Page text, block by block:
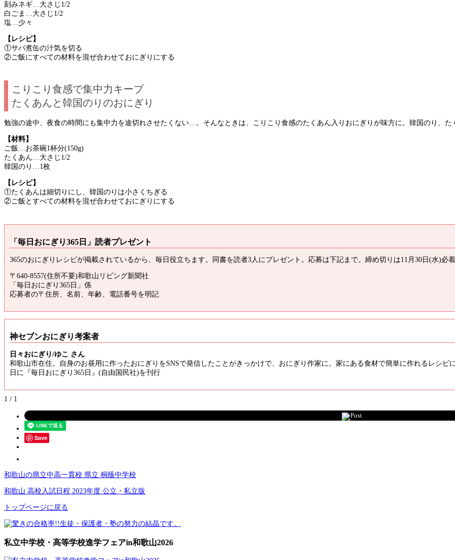
刻みネギ…大さじ1/2
白ごま…大さじ1/2
塩…少々
【レシピ】
①サバ煮缶の汁気を切る
②ご飯にすべての材料を混ぜ合わせておにぎりにする
こりこり食感で集中力キープ
たくあんと韓国のりのおにぎり
勉強の途中、夜食の時間にも集中力を途切れさせたくない…。そんなときは、こりこり食感のたくあん入りおにぎりが味方に。韓国のり、た
【材料】
ご飯…お茶碗1杯分(150g)
たくあん…大さじ1/2
韓国のり…1枚
【レシピ】
①たくあんは細切りにし、韓国のりは小さくちぎる
②ご飯とすべての材料を混ぜ合わせておにぎりにする
「毎日おにぎり365日」読者プレゼント
365のおにぎりレシピが掲載されているから、毎日役立ちます。同書を読者3人にプレゼント。応募は下記まで。締め切りは11月30日(水)必着
〒640-8557(住所不要)和歌山リビング新聞社
「毎日おにぎり365日」係
応募者の〒住所、名前、年齢、電話番号を明記
神セブンおにぎり考案者
日々おにぎり/ゆこ さん
和歌山市在住。自身のお昼用に作ったおにぎりをSNSで発信したことがきっかけで、おにぎり作家に。家にある食材で簡単に作れるレシ
日に『毎日おにぎり365日』(自由国民社)を刊行
1 / 1
Post
Save
和歌山の県立中高一貫校 県立 桐蔭中学校
和歌山 高校入試日程 2023年度 公立・私立版
トップページに戻る
私立中学校・高等学校進学フェアin和歌山2026